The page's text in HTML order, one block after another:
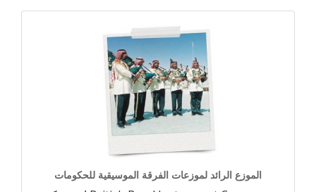
الموزع الرائد لموزعات الفرقة الموسيقية للحكومات